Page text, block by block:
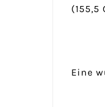
(155,5
Eine